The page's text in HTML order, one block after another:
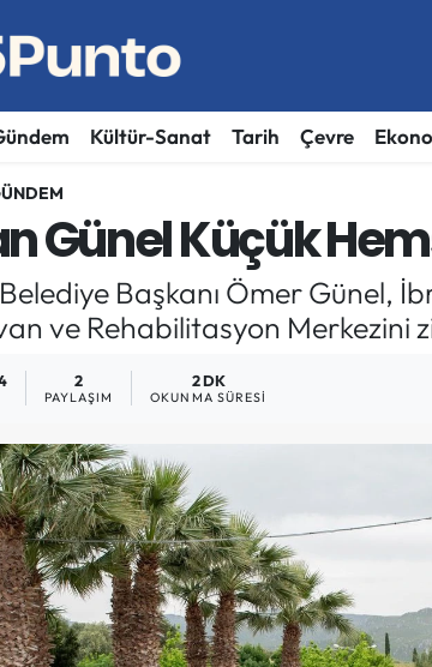
Kültür-Sanat Tarih Çevre
Günel Küçük
Başkanı Ömer Günel,
ve Rehabilitasyon Merkezini
2
PAYLAŞIM
2 DK
OKUNMA SÜRESI